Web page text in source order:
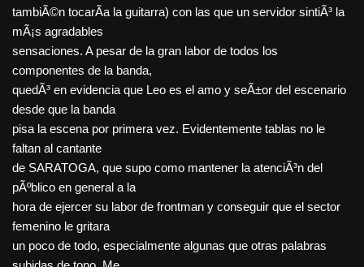
tambiÃ©n tocarÃ­a la guitarra) con las que un servidor sintiÃ³ la
mÃ¡s agradables
sensaciones. A pesar de la gran labor de todos los
componentes de la banda,
quedÃ³ en evidencia que Leo es el amo y seÃ±or del escenario
desde que la banda
pisa la escena por primera vez. Evidentemente tablas no le
faltan al cantante
de SARATOGA, que supo como mantener la atenciÃ³n del
pÃºblico en general a la
hora de ejercer su labor de frontman y conseguir que el sector
femenino le gritara
un poco de todo, especialmente algunas que otras palabras